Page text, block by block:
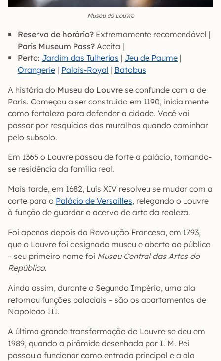
Museu do Louvre
Reserva de horário? Extremamente recomendável |
Paris Museum Pass? Aceita |
Perto: Jardim das Tulherias | Jeu de Paume |
Orangerie | Palais-Royal | Batobus
A história do Museu do Louvre se confunde com a de
Paris. Começou a ser construído em 1190, inicialmente
como fortaleza para defender a cidade. Você vai
passar por resquícios das muralhas quando caminhar
pelo subsolo.
Em 1365 o Louvre passou de forte a palácio, tornando-
se residência da família real.
Mais tarde, em 1682, Luís XIV resolveu se mudar com a
corte para o Palácio de Versailles, relegando o Louvre
à função de guardar o acervo de arte da realeza.
Foi apenas depois da Revolução Francesa, em 1793,
que o Louvre foi designado museu e aberto ao público
– seu primeiro nome foi Museu Central das Artes da
República.
Ainda assim, durante o Segundo Império, uma ala
retomou funções palaciais – são os apartamentos de
Napoleão III.
A última grande transformação do Louvre se deu em
1989, quando a pirâmide desenhada por I. M. Pei
passou a funcionar como entrada principal e a ala